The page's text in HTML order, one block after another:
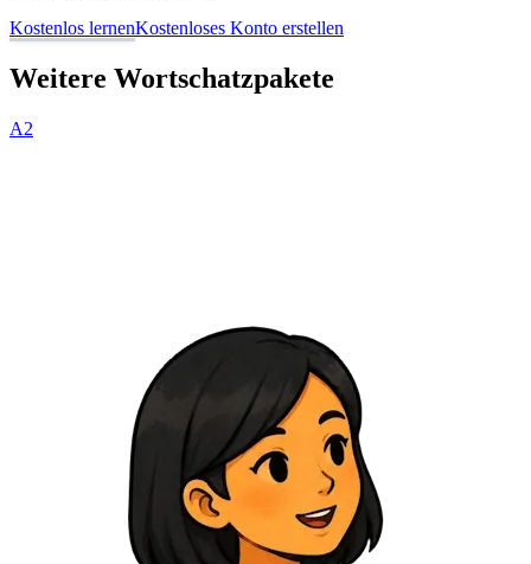
Kostenlos lernenKostenloses Konto erstellen
Weitere Wortschatzpakete
A2